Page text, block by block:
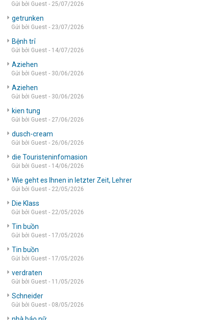
Gửi bởi Guest - 25/07/2026
getrunken
Gửi bởi Guest - 23/07/2026
Bệnh trỉ
Gửi bởi Guest - 14/07/2026
Aziehen
Gửi bởi Guest - 30/06/2026
Aziehen
Gửi bởi Guest - 30/06/2026
kien tung
Gửi bởi Guest - 27/06/2026
dusch-cream
Gửi bởi Guest - 26/06/2026
die Touristeninfomasion
Gửi bởi Guest - 14/06/2026
Wie geht es Ihnen in letzter Zeit, Lehrer
Gửi bởi Guest - 22/05/2026
Die Klass
Gửi bởi Guest - 22/05/2026
Tin buồn
Gửi bởi Guest - 17/05/2026
Tin buồn
Gửi bởi Guest - 17/05/2026
verdraten
Gửi bởi Guest - 11/05/2026
Schneider
Gửi bởi Guest - 08/05/2026